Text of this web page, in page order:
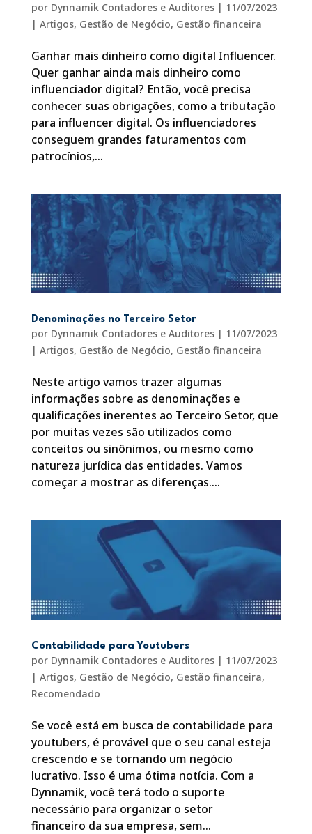
por Dynnamik Contadores e Auditores| 11/07/2023
| Artigos, Gestão de Negócio, Gestão financeira
Ganhar mais dinheiro como digital Influencer.
Quer ganhar ainda mais dinheiro como
influenciador digital? Então, você precisa
conhecer suas obrigações, como a tributação
para influencer digital. Os influenciadores
conseguem grandes faturamentos com
patrocínios,...
Denominações no Terceiro Setor
por Dynnamik Contadores e Auditores| 11/07/2023
| Artigos, Gestão de Negócio, Gestão financeira
Neste artigo vamos trazer algumas
informações sobre as denominações e
qualificações inerentes ao Terceiro Setor, que
por muitas vezes são utilizados como
conceitos ou sinônimos, ou mesmo como
natureza jurídica das entidades. Vamos
começar a mostrar as diferenças....
Contabilidade para Youtubers
por Dynnamik Contadores e Auditores| 11/07/2023
| Artigos, Gestão de Negócio, Gestão financeira,
Recomendado
Se você está em busca de contabilidade para
youtubers, é provável que o seu canal esteja
crescendo e se tornando um negócio
lucrativo. Isso é uma ótima notícia. Com a
Dynnamik, você terá todo o suporte
necessário para organizar o setor
financeiro da sua empresa, sem...